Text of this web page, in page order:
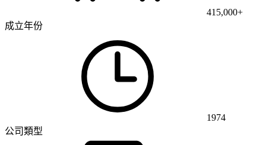
415,000+
成立年份
1974
公司類型